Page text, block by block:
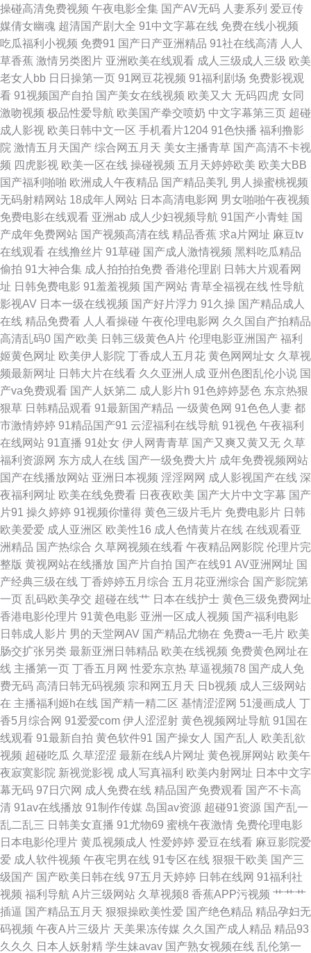
性爱网站 影音先锋成人久 东京热AV资源网 日韩不卡影院 www91豆花 久久
嫩草精品久 午夜成人影院 操逼电影网 老司机色狼影院 性爱色图日本午夜 超
碰97资源共享 欧洲亚洲午夜 91人妻超碰 蜜桃视频黄 亚洲三级片另类 第一福
利 青青国产在线观看 91偷拍视频网站 韩国av久久 色色主站 97人妻网 久久
丁香网 午夜影院嗯啊嗯啊 超碰青青98 男人资源网 影音先锋亚洲色图 国产
ass 日本成人A网 91精品娱乐 国产丝袜足交 日韩H网址 大香蕉易淫网 欧色
图综合 91精品熟妇视频 国内自拍1234 少妇求操网站 99热视 久久国产三级
久久 午夜少妇码无 超碰五月天 日本91视免费 91线看视频 黄色软件精品99
午夜久久公司 超碰午夜剧场 女优破解网 中文字幕11页 国产91丝袜视频 日本
一本免费观看 99热精偷拍 另类激情 亚洲影院老司机V 福利AV在线电影 午夜
剧场成人18 超碰电影院 欧美日B毛片视频 91次元网站 韩国午夜无码av 天天
射综合 超碰98人人 男同肛交国产自拍 综合肏屄 国产精品2025 日韩有码va
AV无码导航 另类网址 亚洲天堂第一网 国产白丝后入 日韩欧美色图0p avttbt
美女豆花视频 69色导航 黑料嫩草人人精品 探花三级片 wwwwww日本 欧美
久久草在线 亚洲色图制服 www五月天av 日本三级aaa 99热在只有 美国福利
网址导航 91传媒专区 黑料网曝福利导航 五月天色导航婷 韩国黄视频 五月天
黄色视频 大香蕉51 天天肏逼 超碰在线国产 日本A∨中文字幕 AⅤ日韩 美女羞
羞嗯啊网站 51黑料第一页 韩国A级无码片 天天干天天日 超碰人妻系列 日本
色狼人 97伊人网 麻豆综合 在线看香蕉视频 韩国操逼视频 婷婷超碰 超碰人
妻色 欧美性爱天天网 91永久在线免费 久久国产网站 自慰91 黄色短片合集
亚州色情 国产精品久草不停 少妇后入后股 不卡综合11 欧美性一区 91天堂午
夜 久草蜜桃在线 91视频进入网页 伦理片视频污污 91模特磁力 久久精品视频
32 在线播放成人a 黑丝在线喷水播放 亚洲日本视频 国产精品成人无 色图福
利社 东方黄色A片 日韩一页 成人a在线网观看 日本色图另类 aa在线 欧美成
人免费网址 91精品国产孕妇 精品一区日韩 伊人成网 海角人妻91
操碰高清免费视频 午夜电影全集 国产AV无码 人妻系列 爱豆传
媒倩女幽魂 超清国产剧大全 91中文字幕在线 免费在线小视频
吃瓜福利小视频 免费91 国产日产亚洲精品 91社在线高清 人人
草香蕉 激情另类图片 亚洲欧美在线观看 成人三级成人三级 欧美
老女人bb 日日操第一页 91网豆花视频 91福利剧场 免费影视观
看 91视频国产自拍 国产美女在线视频 欧美又大 无码四虎 女同
激吻视频 极品性爱导航 欧美国产拳交喷奶 中文字幕第三页 超碰
成人影视 欧美日韩中文一区 手机看片1204 91色快播 福利撸影
院 激情五月天国产 综合网五月天 美女主播青草 国产高清不卡视
频 四虎影视 欧美一区在线 操碰视频 五月天婷婷欧美 欧美大BB
国产福利啪啪 欧洲成人午夜精品 国产精品美乳 男人操蜜桃视频
无码射精网站 18成年人网站 日本高清电影网 男女啪啪午夜视频
免费电影在线观看 亚洲ab 成人少妇视频导航 91国产小青蛙 国
产成年免费网站 国产视频高清在线 精品香蕉 求a片网址 麻豆tv
在线观看 在线撸丝片 91草碰 国产成人激情视频 黑料吃瓜精品
偷拍 91大神合集 成人拍拍拍免费 香港伦理剧 日韩大片观看网
址 日韩免费电影 91羞羞视频 国产网站 青草全福视在线 性导航
影视AV 日本一级在线视频 国产好片浮力 91久操 国产精品成人
在线 精品免费看 人人看操碰 午夜伦理电影网 久久国自产拍精品
高清乱码0 国产欧美 日韩三级黄色A片 伦理电影亚洲国产 福利
姬黄色网址 欧美伊人影院 丁香成人五月花 黄色网网址女 久草视
频最新网址 日韩大片在线看 久久亚洲人成 亚州色图乱伦小说 国
产va免费观看 国产人妖第二 成人影片h 91色婷婷瑟色 东京热狠
狠草 日韩精品观看 91最新国产精品 一级黄色网 91色色人妻 都
市激情婷婷 91精品国产91 云涩福利在线导航 91视色 午夜福利
在线网站 91直播 91处女 伊人网青青草 国产又爽又黄又无 久草
福利资源网 东方成人在线 国产一级免费大片 成年免费视频网站
国产在线播放网站 亚洲日本视频 淫淫网网 成人影视国产在线 深
夜福利网址 欧美在线免费看 日夜夜欧美 国产大片中文字幕 国产
片91 操久婷婷 91视频你懂得 黄色三级片毛片 免费电影片 日韩
欧美爱爱 成人亚洲区 欧美性16 成人色情黄片在线 在线观看亚
洲精品 国产热综合 久草网视频在线看 午夜精品网影院 伦理片完
整版 黄视网站在线播放 国产片自拍 国产在线91 AV亚洲网址 国
产经典三级在线 丁香婷婷五月综合 五月花亚洲综合 国产影院第
一页 乱码欧美孕交 超碰在线艹 日本在线护士 黄色三级免费网址
香港电影伦理片 91黄色电影 亚洲一区成人视频 国产福利电影
日韩成人影片 男的天堂网AV 国产精品尤物在 免费a一毛片 欧美
肠交扩张另类 最新亚洲日韩精品 欧美在线视频 免费黄色网址在
线 主播第一页 丁香五月网 性爱东京热 草逼视频78 国产成人免
费无码 高清日韩无码视频 宗和网五月天 日b视频 成人三级网站
在 主播福利姬h在线 国产精一精二区 基情涩涩网 51漫画成人 丁
香5月综合网 91爱爱com 伊人涩涩射 黄色视频网址导航 91国在
线观看 91最新自拍 黄色软件91 国产操女人 国产乱人 欧美乱欲
视频 超碰吃瓜 久草涩涩 最新在线A片网址 黄色视屏网站 欧美午
夜寂寞影院 新视觉影视 成人写真福利 欧美内射网址 日本中文字
幕无码 97日穴网 成人免费在线 精品国产免费观看 国产不卡高
清 91av在线播放 91制作传媒 岛国av资源 超碰91资源 国产乱一
乱二乱三 日韩美女直播 91尤物69 蜜桃午夜激情 免费伦理电影
日本电影伦理片 黄瓜视频成人 性爱婷婷 爱豆在线看 麻豆影院爱
爱 成人软件视频 午夜宅男在线 91专区在线 狠狠干欧美 国产三
级国产 国产欧美日韩在线 97五月天婷婷 日韩在线网 91福利社
视频 福利导航 A片三级网站 久草视频8 香蕉APP污视频 艹艹艹
插逼 国产精品五月天 狠狠操欧美性爱 国产绝色精品 精品孕妇无
码视频 午夜A片三级片 天美果冻传媒 久久国产成人精品 精品93
久久久
日本人妖射精 学生妹avav 国产熟女视频在线 乱伦第一